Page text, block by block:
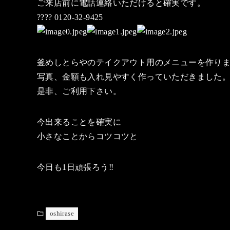
ご来店前に電話連絡いただけると確実です。
???? 0120-32-9425
釜めしとらやのテイクアウト用のメニューを作りま
写真、金額も入れ見やすく作っていただきました。
是非、ご利用下さい。
今出来ることを確実に
小さなことからコツコツと
今日も1日頑張ろう‼️
oshirase